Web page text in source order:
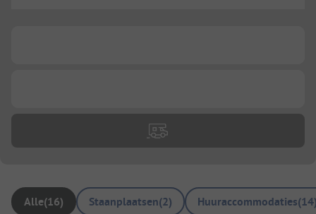
Alle(16) Staanplaatsen(2) Huuraccommodaties(14